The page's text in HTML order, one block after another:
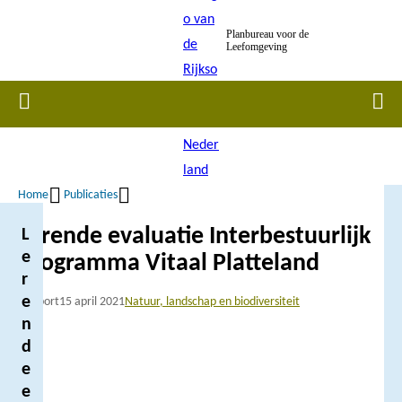
inhoud
Planbureau voor de
Leefomgeving
Home
Kruimelpad
Home Publicaties
Lerende evaluatie Interbestuurlijk
Programma Vitaal Platteland
Rapport15 april 2021Natuur, landschap en biodiversiteit
L
e
r
e
n
d
e
e